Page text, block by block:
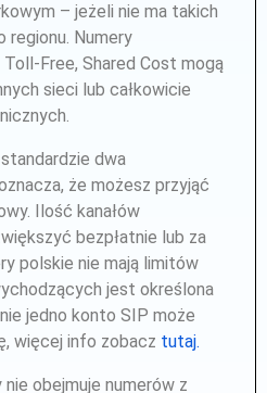
– jeżeli nie ma takich
regionu. Numery
Free, Shared Cost mogą
sieci lub całkowicie
dwa
że możesz przyjąć
Ilość kanałów
bezpłatnie lub za
polskie nie mają limitów
jest określona
jedno konto SIP może
więcej info zobacz tutaj.
obejmuje numerów z